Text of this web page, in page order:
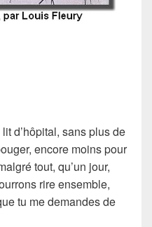
d’hôpital, sans plus de
encore moins pour
tout, qu’un jour,
rire ensemble,
tu me demandes de